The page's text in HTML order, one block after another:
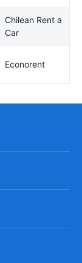
Chilean Rent a
Car
Econorent